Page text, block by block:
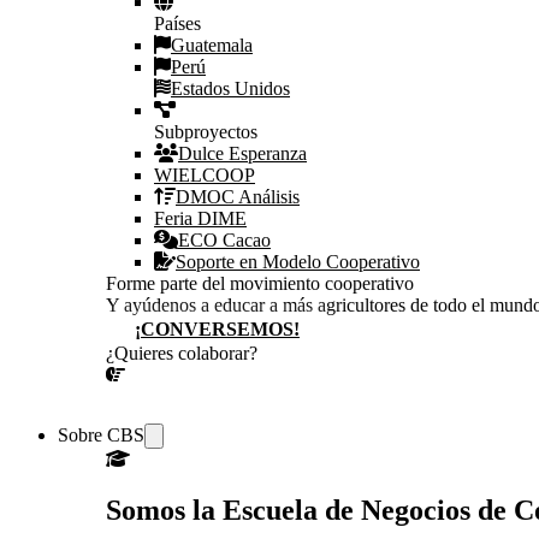
Países
Guatemala
Perú
Estados Unidos
Subproyectos
Dulce Esperanza
WIELCOOP
DMOC Análisis
Feria DIME
ECO Cacao
Soporte en Modelo Cooperativo
Forme parte del movimiento cooperativo
Y ayúdenos a educar a más agricultores de todo el
¡CONVERSEMOS!
¿Quieres colaborar?
Sobre CBS
Somos la Escuela de Negocios de